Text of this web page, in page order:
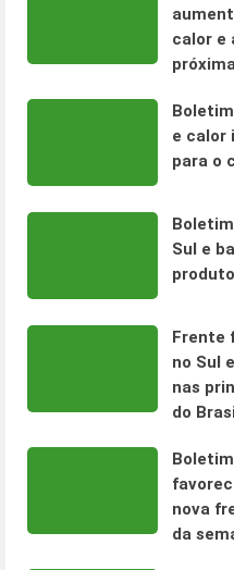
calor e
e calor
para o
Sul e
Frente
no Sul
nas
do
nova
da